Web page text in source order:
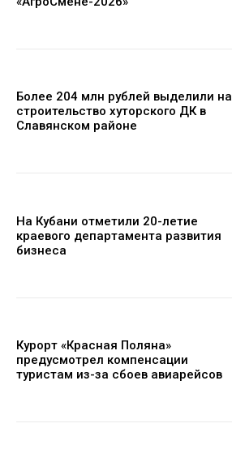
Более 204 млн рублей выделили на
строительство хуторского ДК в
Славянском районе
На Кубани отметили 20-летие
краевого департамента развития
бизнеса
Курорт «Красная Поляна»
предусмотрел компенсации
туристам из-за сбоев авиарейсов